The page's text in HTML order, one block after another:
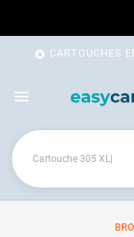
 CARTOUCHES
